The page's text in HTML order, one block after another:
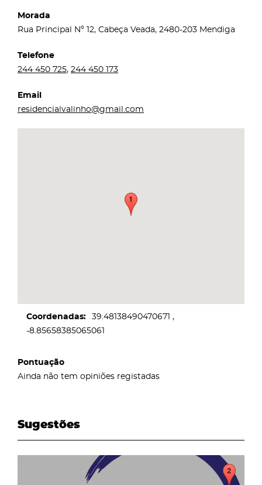
Morada
Rua Principal Nº 12, Cabeça Veada, 2480-203 Mendiga
Telefone
244 450 725, 244 450 173
Email
residencialvalinho@gmail.com
Coordenadas
39.48138490470671
-8.85658385065061
Pontuação
Ainda não tem opiniões registadas
Sugestões